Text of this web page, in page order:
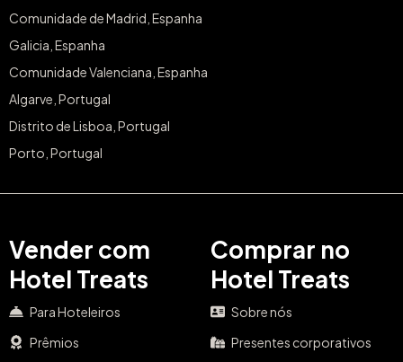
Comunidade de Madrid, Espanha
Galicia, Espanha
Comunidade Valenciana, Espanha
Algarve, Portugal
Distrito de Lisboa, Portugal
Porto, Portugal
Vender com
Hotel Treats
Para Hoteleiros
Prêmios
Comprar no
Hotel Treats
Sobre nós
Presentes corporativos